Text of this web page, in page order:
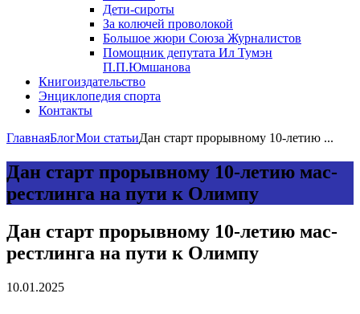
Дети-сироты
За колючей проволокой
Большое жюри Союза Журналистов
Помощник депутата Ил Тумэн
П.П.Юмшанова
Книгоиздательство
Энциклопедия спорта
Контакты
ГлавнаяБлогМои статьиДан старт прорывному 10-летию ...
Дан старт прорывному 10-летию мас-
рестлинга на пути к Олимпу
Дан старт прорывному 10-летию мас-
рестлинга на пути к Олимпу
10.01.2025